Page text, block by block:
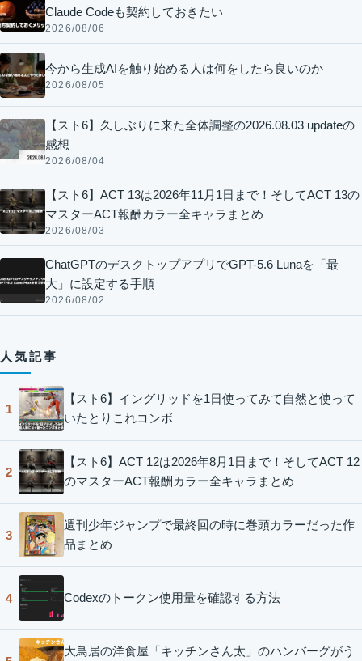
Claude Codeも契約しておきたい
2026/08/06
今から生成AIを触り始める人は何をしたら良いのか
2026/08/05
【スト6】久しぶりに来た全体調整の2026.08.03 updateの
感想
2026/08/04
【スト6】ACT 13は2026年11月1日まで！そしてACT 13の
マスターACT報酬カラー全キャラまとめ
2026/08/03
ChatGPTのデスクトップアプリでGPT-5.6 Lunaを「最
大」に設定する手順
2026/08/02
人気記事
1
【スト6】イングリッドを1日使ってみて自然と使って
いたとりこれコンボ
2
【スト6】ACT 12は2026年8月1日まで！そしてACT 12
のマスターACT報酬カラー全キャラまとめ
3
週刊少年ジャンプで最終回の時に巻頭カラーだった作
品まとめ
4 Codexのトークン使用量を確認する方法
大鳥居の洋食屋「キッチンさん太」のハンバーグがう